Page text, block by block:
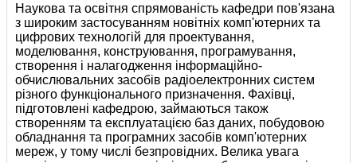
Наукова та освітня спрямованість кафедри пов'язана
з широким застосуванням новітніх комп'ютерних та
цифрових технологій для проектування,
моделювання, конструювання, програмування,
створення і налагодження інформаційно-
обчислювальних засобів радіоелектронних систем
різного функціонального призначення. Фахівці,
підготовлені кафедрою, займаються також
створенням та експлуатацією баз даних, побудовою
обладнання та програмних засобів комп'ютерних
мереж, у тому числі безпровідних. Велика увага